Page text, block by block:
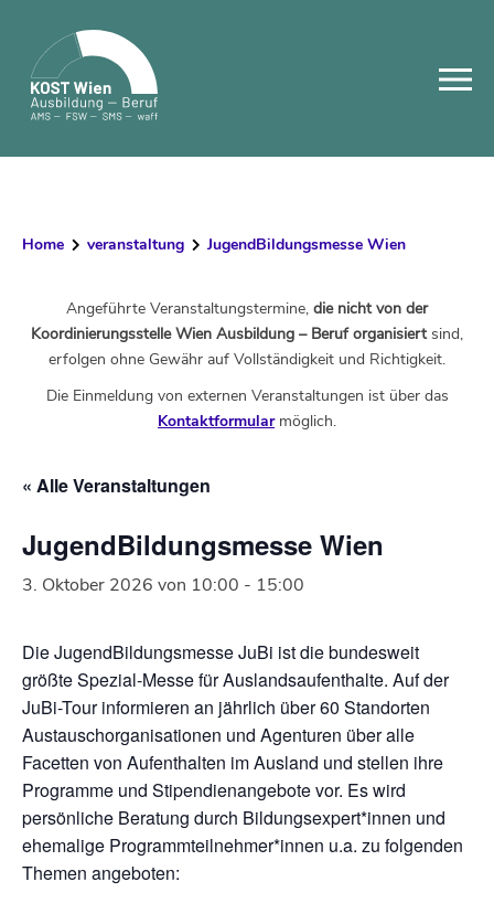
content
Home veranstaltung JugendBildungsmesse Wien
Angeführte Veranstaltungstermine, die nicht von der
Koordinierungsstelle Wien Ausbildung – Beruf organisiertsind,
erfolgen ohne Gewähr auf Vollständigkeit und Richtigkeit.
Die Einmeldung von externen Veranstaltungen ist über das
Kontaktformularmöglich.
« Alle Veranstaltungen
JugendBildungsmesse Wien
3. Oktober 2026 von 10:00 - 15:00
Die JugendBildungsmesse JuBi ist die bundesweit
größte Spezial-Messe für Auslandsaufenthalte. Auf der
JuBi-Tour informieren an jährlich über 60 Standorten
Austauschorganisationen und Agenturen über alle
Facetten von Aufenthalten im Ausland und stellen ihre
Programme und Stipendienangebote vor. Es wird
persönliche Beratung durch Bildungsexpert*innen und
ehemalige Programmteilnehmer*innen u.a. zu folgenden
Themen angeboten: